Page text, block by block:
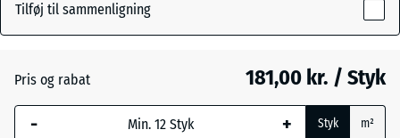
Den valgte,
blåmarkerede
dimension
Tilføj til sammenligning
Pris og rabat 181,00 kr. / Styk
- + Styk m²